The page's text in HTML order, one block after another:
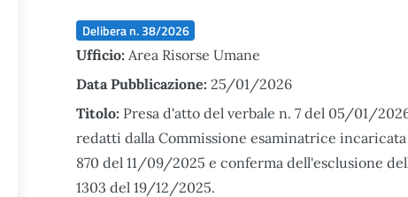
Delibera n. 38/2026
Ufficio: Area Risorse Umane
Data Pubblicazione: 25/01/2026
Titolo: Presa d'atto del verbale n. 7 del 05/01/
redatti dalla Commissione esaminatrice
870 del 11/09/2025 e conferma dell'esclusione
1303 del 19/12/2025.